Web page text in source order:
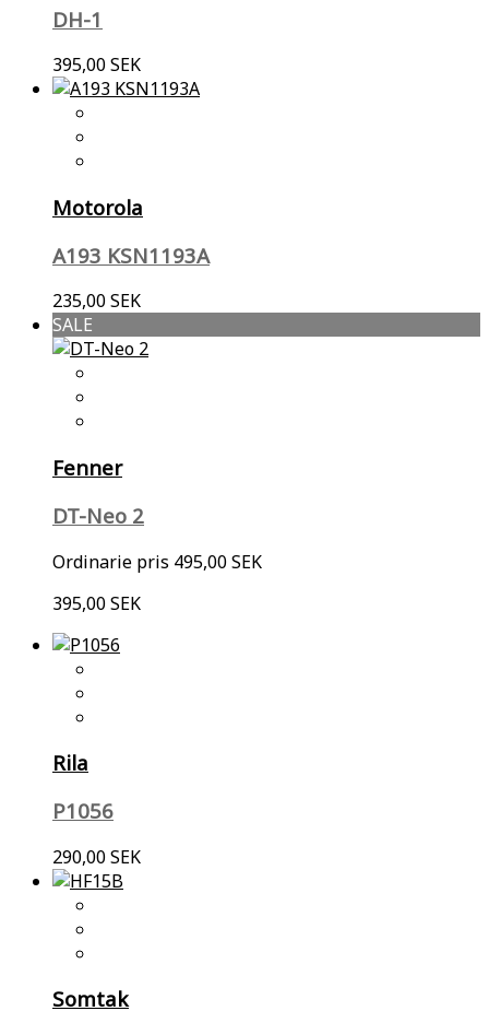
DH-1
395,00 SEK
Motorola
A193 KSN1193A
235,00 SEK
SALE
Fenner
DT-Neo 2
Ordinarie pris 495,00 SEK
395,00 SEK
Rila
P1056
290,00 SEK
Somtak